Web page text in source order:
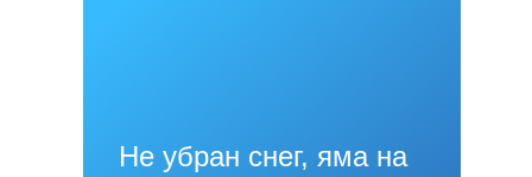
Не убран снег, яма на